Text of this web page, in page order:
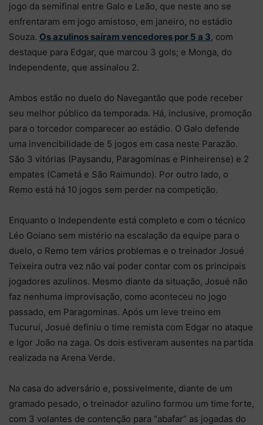
jogo da semifinal entre Galo e Leão, que neste ano se
enfrentaram em jogo amistoso, em janeiro, no estádio
Souza. Os azulinos saíram vencedores por 5 a 3, com
destaque para Edgar, que marcou 3 gols; e Monga, do
Independente, que assinalou 2.
Ambos estão no duelo do Navegantão que pode receber
seu melhor público da temporada. Há, inclusive, promoção
para o torcedor comparecer ao estádio. O Galo defende
uma invencibilidade de 5 jogos em casa neste Parazão.
São 3 vitórias (Paysandu, Paragominas e Pinheirense) e 2
empates (Cametá e São Raimundo). Por outro lado, o
Remo está há 10 jogos sem perder na competição.
Enquanto o Independente está completo e com o técnico
Léo Goiano sem mistério na escalação da equipe para o
duelo, o Remo tem vários problemas e o treinador Josué
Teixeira outra vez não vai poder contar com os principais
jogadores azulinos. Mesmo diante da situação, Josué não
faz nenhuma improvisação, como aconteceu no jogo
passado, em Paragominas. Após um leve treino em
Tucuruí, Josué definiu o time remista com Edgar no ataque
e Igor João na zaga. Os dois estiveram ausentes na partida
realizada na Arena Verde.
Na casa do adversário e, possivelmente, diante de um
gramado pesado, o treinador azulino formou um time forte,
com 3 volantes de contenção para “abafar” as jogadas do